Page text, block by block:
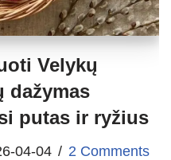
Velykų
dažymas
putas ir ryžius
04-04 2 Comments